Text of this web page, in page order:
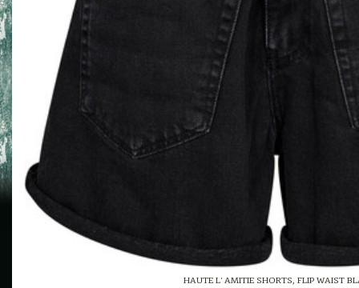
HAUTE L' AMITIE SHORTS, FLIP WAIST